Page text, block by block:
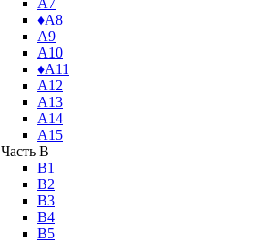
♦А8
А9
А10
♦А11
А12
А13
А14
А15
Часть B
В1
В2
В3
В4
В5